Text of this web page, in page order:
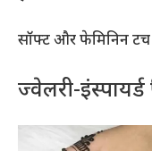
सॉफ्ट और फेमिनिन टच
ज्वेलरी-